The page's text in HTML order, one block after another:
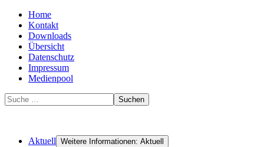
Home
Kontakt
Downloads
Übersicht
Datenschutz
Impressum
Medienpool
Suchen
Aktuell Weitere Informationen: Aktuell